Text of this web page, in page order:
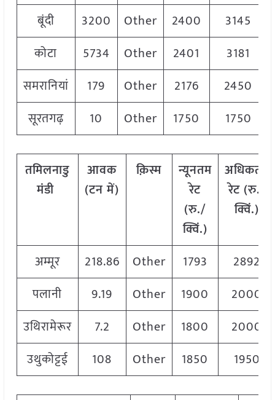
बूंदी 3200 Other 2400
3145
कोटा
5734 Other 2401
3181
समरानियां
179 Other 2176
2450
सूरतगढ़
10 Other 1750 1750
तमिलनाडु
मंडी
आवक
(टन में)
क़िस्म
न्यूनतम
रेट
(रु./
क्विं.)
अधिकतम
रेट (रु./
क्विं.)
अम्मूर 218.86 Other 1793
2892
पलानी
9.19 Other 1900
2000
उथिरामेरूर
7.2 Other 1800
2000
उथुकोट्टई
108 Other 1850 1950